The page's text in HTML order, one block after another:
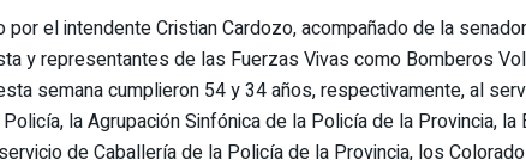
el intendente Cristian Cardozo, acompañado de la
y representantes de las Fuerzas Vivas como Bomberos
semana cumplieron 54 y 34 años, respectivamente, al
la Agrupación Sinfónica de la Policía de la Provincia, la
de Caballería de la Policía de la Provincia, los